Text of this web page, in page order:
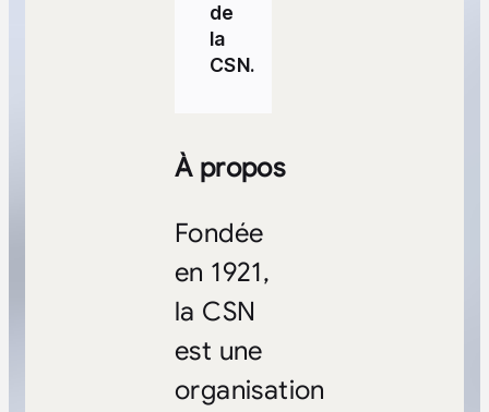
de
la
CSN.
À propos
Fondée
en 1921,
la CSN
est une
organisation